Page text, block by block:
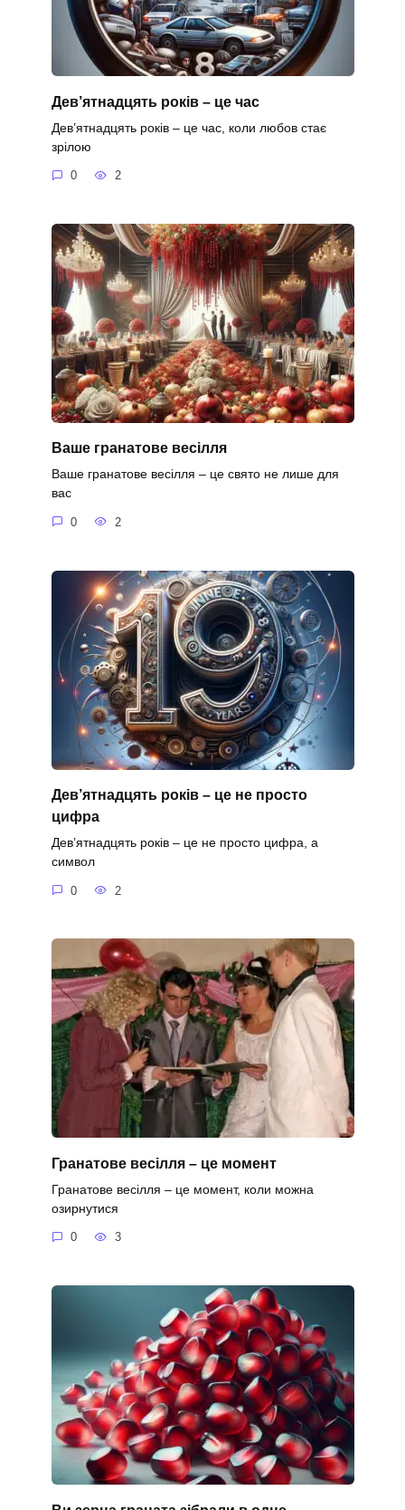
Дев’ятнадцять років – це час
Дев’ятнадцять років – це час, коли любов стає
зрілою
0 2
Ваше гранатове весілля
Ваше гранатове весілля – це свято не лише для
вас
0 2
Дев’ятнадцять років – це не просто
цифра
Дев’ятнадцять років – це не просто цифра, а
символ
0 2
Гранатове весілля – це момент
Гранатове весілля – це момент, коли можна
озирнутися
0 3